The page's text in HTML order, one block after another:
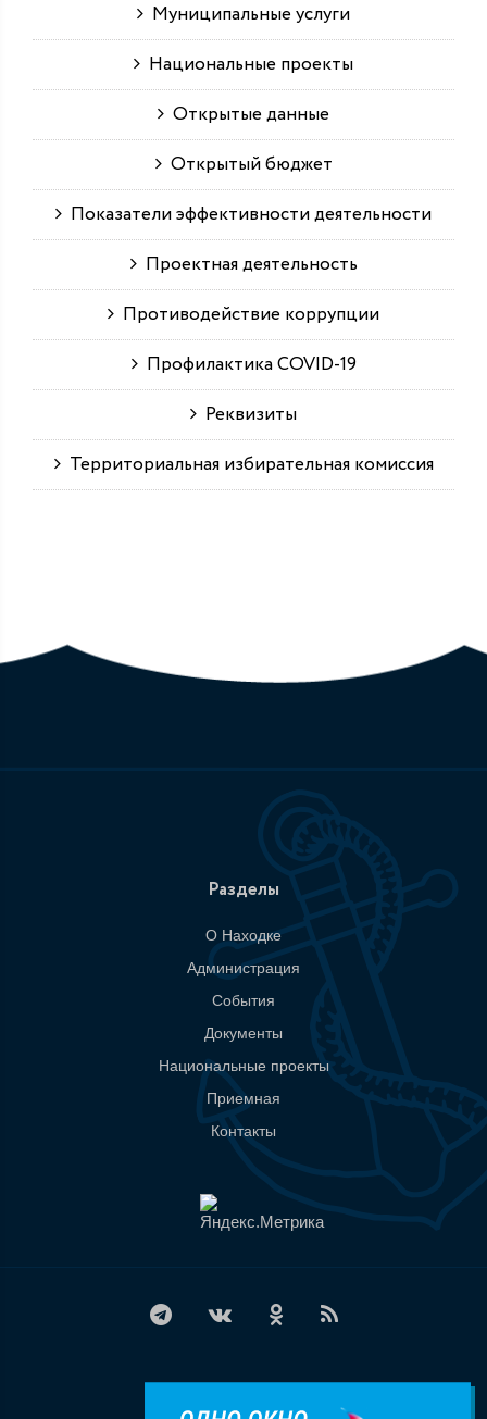
Муниципальные услуги
Национальные проекты
Открытые данные
Открытый бюджет
Показатели эффективности деятельности
Проектная деятельность
Противодействие коррупции
Профилактика COVID-19
Реквизиты
Территориальная избирательная комиссия
Разделы
О Находке
Администрация
События
Документы
Национальные проекты
Приемная
Контакты